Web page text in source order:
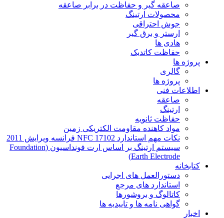
صاعقه گیر و حفاظت در برابر صاعقه
محصولات ارتینگ
جوش احتراقی
ارستر و برق گیر
هادی ها
حفاظت کاتدیک
پروژه ها
گالری
پروژه ها
اطلاعات فنی
صاعقه
ارتینگ
حفاظت ثانویه
مواد کاهنده مقاومت الکتریکی زمین
نکات مهم استاندارد NFC 17102 فرانسه ویرایش 2011
سیستم ارتینگ بر اساس ارت فونداسیون (Foundation
Earth Electrode)
کتابخانه
دستورالعمل های اجرایی
استاندارد های مرجع
کاتالوگ و بروشورها
گواهی نامه ها و تاییدیه ها
اخبار